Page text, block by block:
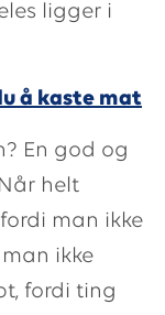
ligger i
å kaste mat
En god og
helt
man ikke
ikke
fordi ting